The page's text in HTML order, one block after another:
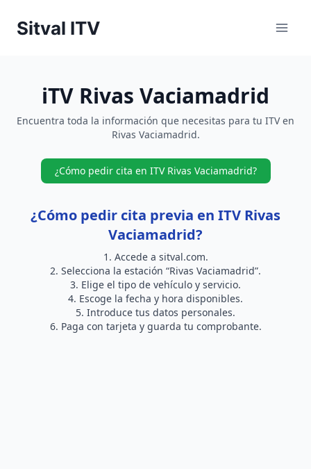
Sitval ITV
iTV Rivas Vaciamadrid
Encuentra toda la información que necesitas para tu ITV en
Rivas Vaciamadrid.
¿Cómo pedir cita en ITV Rivas Vaciamadrid?
¿Cómo pedir cita previa en ITV Rivas
Vaciamadrid?
Accede a sitval.com.
Selecciona la estación “Rivas Vaciamadrid”.
Elige el tipo de vehículo y servicio.
Escoge la fecha y hora disponibles.
Introduce tus datos personales.
Paga con tarjeta y guarda tu comprobante.